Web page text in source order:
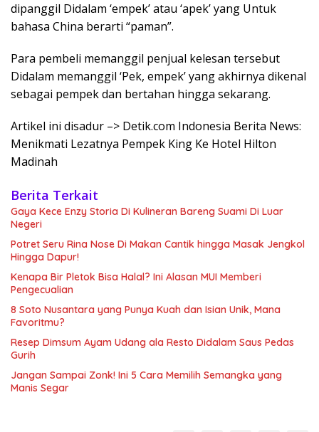
dipanggil Didalam ‘empek’ atau ‘apek’ yang Untuk
bahasa China berarti “paman”.
Para pembeli memanggil penjual kelesan tersebut
Didalam memanggil ‘Pek, empek’ yang akhirnya dikenal
sebagai pempek dan bertahan hingga sekarang.
Artikel ini disadur –> Detik.com Indonesia Berita News:
Menikmati Lezatnya Pempek King Ke Hotel Hilton
Madinah
Berita Terkait
Gaya Kece Enzy Storia Di Kulineran Bareng Suami Di Luar
Negeri
Potret Seru Rina Nose Di Makan Cantik hingga Masak Jengkol
Hingga Dapur!
Kenapa Bir Pletok Bisa Halal? Ini Alasan MUI Memberi
Pengecualian
8 Soto Nusantara yang Punya Kuah dan Isian Unik, Mana
Favoritmu?
Resep Dimsum Ayam Udang ala Resto Didalam Saus Pedas
Gurih
Jangan Sampai Zonk! Ini 5 Cara Memilih Semangka yang
Manis Segar